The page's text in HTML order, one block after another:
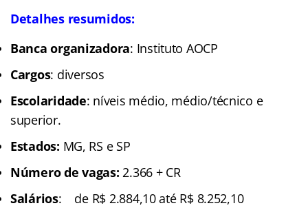
Detalhes resumidos:
Banca organizadora: Instituto AOCP
Cargos: diversos
Escolaridade: níveis médio, médio/técnico e
superior.
Estados: MG, RS e SP
Número de vagas: 2.366 + CR
Salários: de R$ 2.884,10 até R$ 8.252,10